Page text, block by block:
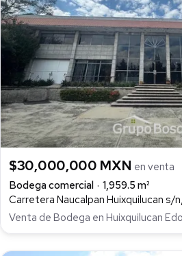
$30,000,000 MXN en venta
Bodega comercial
1,959.5 m²
Venta de Bodega en Huixquilucan